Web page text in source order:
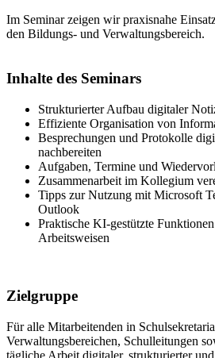
Im Seminar zeigen wir praxisnahe
den Bildungs- und Verwaltungsbereich.
Inhalte des Seminars
Strukturierter Aufbau digitaler
Effiziente Organisation von
Besprechungen und Protokolle
nachbereiten
Aufgaben, Termine und
Zusammenarbeit im Kollegium
Tipps zur Nutzung mit Microsoft
Outlook
Praktische KI-gestützte
Arbeitsweisen
Zielgruppe
Für alle Mitarbeitenden in
Verwaltungsbereichen, Schulleitungen
tägliche Arbeit digitaler, strukturierter